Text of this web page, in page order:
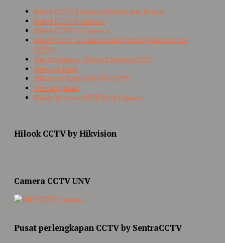
Paket CCTV 4 Camera Hilook dan Dahua
Paket CCTV 8 Camera
Paket CCTV 16 Camera
Paket CCTV 16 Camera HIKVISION (Best Seller
CCTV)
Our Customer / Project Sentra CCTV
Hubungi Kami
Hikvision Turbo HD-TVI CCTV
Tentang Kami
Paket Wireless NVR Kit 4 Camera
Hilook CCTV by Hikvision
Camera CCTV UNV
Pusat perlengkapan CCTV by SentraCCTV